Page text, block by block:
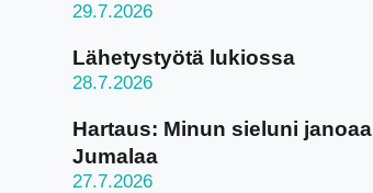
29.7.2026
Lähetystyötä lukiossa
28.7.2026
Hartaus: Minun sieluni janoaa
Jumalaa
27.7.2026